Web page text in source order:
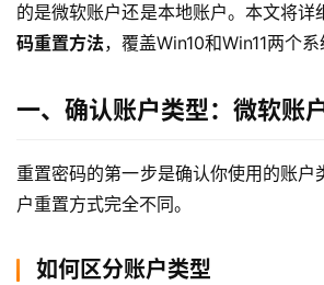
的是微软账户还是本地账户。本文将详
码重置方法，覆盖Win10和Win11两个系
一、确认账户类型：微软账
重置密码的第一步是确认你使用的账户
户重置方式完全不同。
如何区分账户类型